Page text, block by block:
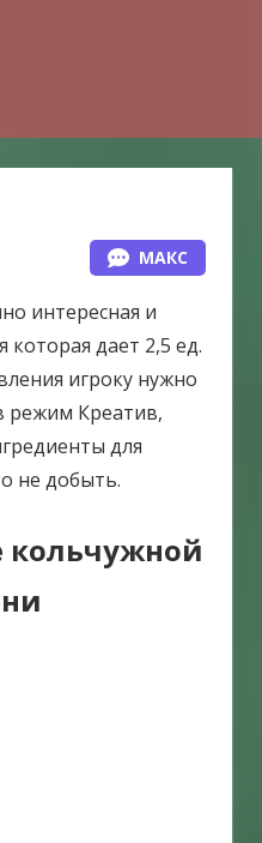
МАКС
интересная и
дает 2,5 ед.
игроку нужно
режим Креатив,
для
не добыть.
кольчужной